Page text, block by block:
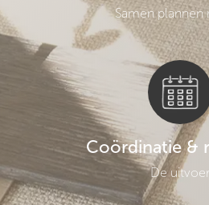
Samen plannen
Coördinatie &
De uitvoer